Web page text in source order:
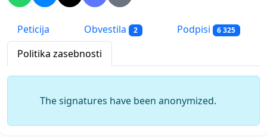
Peticija Obvestila 2 Podpisi 6 325
Politika zasebnosti
The signatures have been anonymized.